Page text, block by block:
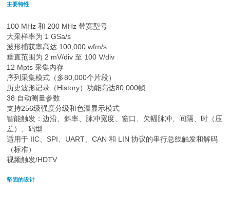
主要特性
100 MHz 和 200 MHz 带宽型号
大采样率为 1 GSa/s
波形捕获率高达 100,000 wfm/s
垂直范围为 2 mV/div 至 100 V/div
12 Mpts 采集内存
序列采集模式（多80,000个片段）
历史波形记录（History）功能高达80,000帧
38 自动测量参数
支持256级强度分级和色温显示模式
智能触发：边沿、斜率、脉冲宽度、窗口、欠幅脉冲、间隔、时（压
差）、码型
适用于 IIC、SPI、UART、CAN 和 LIN 协议的串行总线触发和解码
（标准）
视频触发/HDTV
坚固的设计